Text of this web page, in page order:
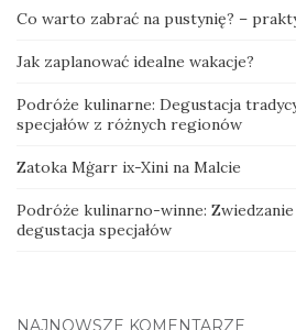
Co warto zabrać na pustynię? –
Jak zaplanować idealne wakacje?
Podróże kulinarne: Degustacja
specjałów z różnych regionów
Zatoka Mġarr ix-Xini na Malcie
Podróże kulinarno-winne:
degustacja specjałów
NAJNOWSZE KOMENTARZE